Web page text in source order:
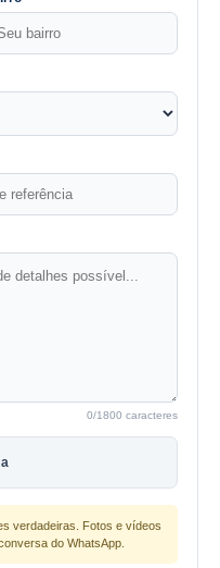
0/1800 caracteres
verdadeiras. Fotos e vídeos
do WhatsApp.